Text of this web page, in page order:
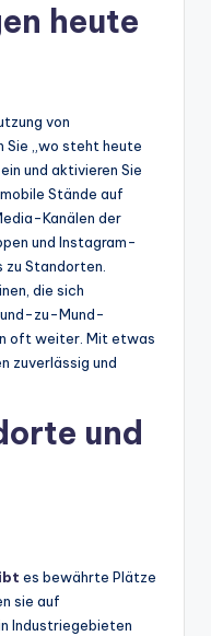
heute
von
Sie „wo steht heute
und aktivieren Sie
Stände auf
Kanälen der
und Instagram-
Standorten.
die sich
zu-Mund-
oft weiter. Mit etwas
zuverlässig und
und
es bewährte Plätze
sie auf
Industriegebieten